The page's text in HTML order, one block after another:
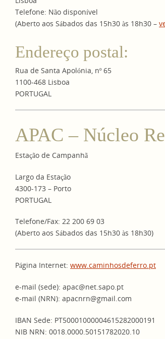
Telefone: Não disponível
(Aberto aos Sábados das 15h30 às 18h30 –
Endereço postal:
Rua de Santa Apolónia, nº 65
1100-468 Lisboa
PORTUGAL
APAC – Núcleo
Estação de Campanhã
Largo da Estação
4300-173 – Porto
PORTUGAL
Telefone/Fax: 22 200 69 03
(Aberto aos Sábados das 15h30 às 18h30)
Página Internet: www.caminhosdeferro.pt
e-mail (sede): apac@net.sapo.pt
e-mail (NRN): apacnrn@gmail.com
IBAN Sede: PT50001000004615282000191
NIB NRN: 0018.0000.50151782020.10